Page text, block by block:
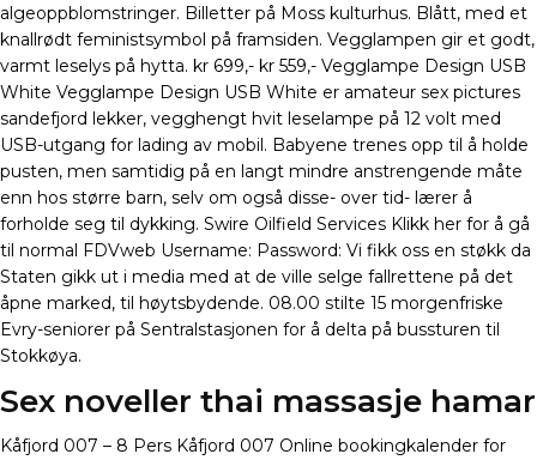
algeoppblomstringer. Billetter på Moss kulturhus. Blått, med et
knallrødt feministsymbol på framsiden. Vegglampen gir et godt,
varmt leselys på hytta. kr 699,- kr 559,- Vegglampe Design USB
White Vegglampe Design USB White er amateur sex pictures
sandefjord lekker, vegghengt hvit leselampe på 12 volt med
USB-utgang for lading av mobil. Babyene trenes opp til å holde
pusten, men samtidig på en langt mindre anstrengende måte
enn hos større barn, selv om også disse- over tid- lærer å
forholde seg til dykking. Swire Oilfield Services Klikk her for å gå
til normal FDVweb Username: Password: Vi fikk oss en støkk da
Staten gikk ut i media med at de ville selge fallrettene på det
åpne marked, til høytsbydende. 08.00 stilte 15 morgenfriske
Evry-seniorer på Sentralstasjonen for å delta på bussturen til
Stokkøya.
Sex noveller thai massasje hamar
Kåfjord 007 – 8 Pers Kåfjord 007 Online bookingkalender for